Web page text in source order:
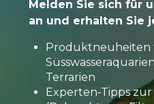
Melden Sie sich für
an und erhalten Sie
Produktneuheiten
Terrarien
Experten-Tipps